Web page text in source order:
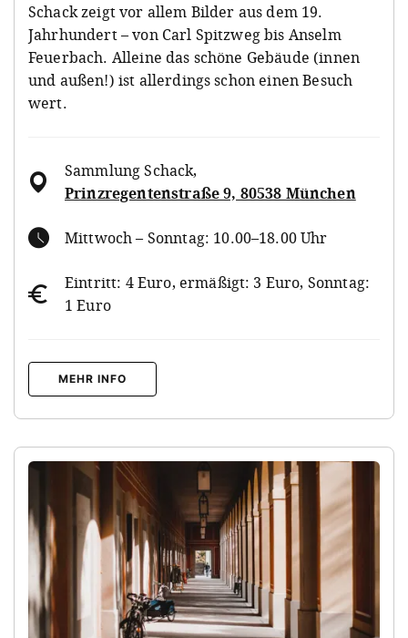
Schack zeigt vor allem Bilder aus dem 19.
Jahrhundert – von Carl Spitzweg bis Anselm
Feuerbach. Alleine das schöne Gebäude (innen
und außen!) ist allerdings schon einen Besuch
wert.
Sammlung Schack,
Prinzregentenstraße 9, 80538 München
Mittwoch – Sonntag: 10.00–18.00 Uhr
Eintritt: 4 Euro, ermäßigt: 3 Euro, Sonntag:
1 Euro
MEHR INFO